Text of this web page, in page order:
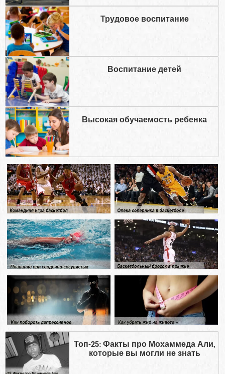
Трудовое воспитание
Воспитание детей
Высокая обучаемость ребенка
Топ-25: Факты про Мохаммеда Али,
которые вы могли не знать